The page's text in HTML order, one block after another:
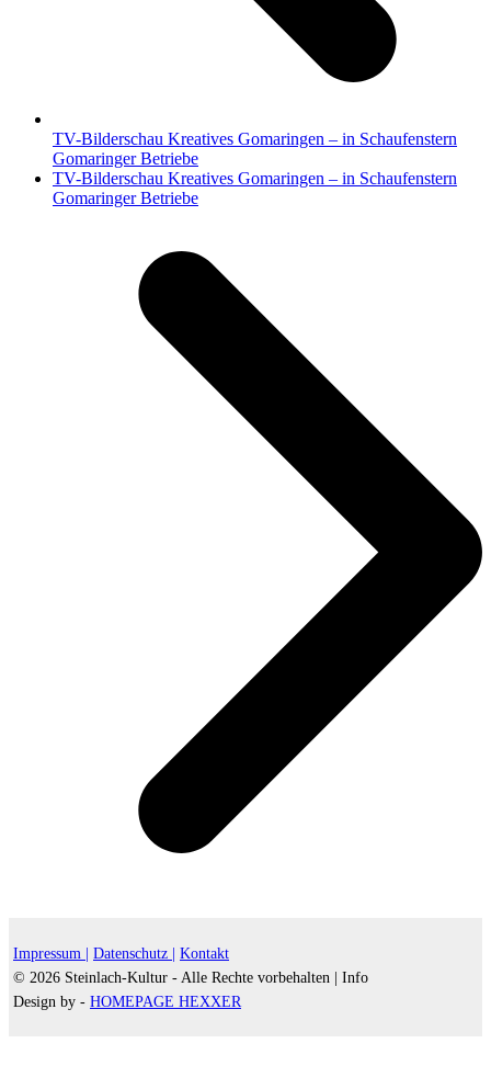
TV-Bilderschau Kreatives Gomaringen – in Schaufenstern
Gomaringer Betriebe
Nächster
Beitrag:
TV-Bilderschau Kreatives Gomaringen – in Schaufenstern
Gomaringer Betriebe
Impressum | Datenschutz |
Kontakt
© 2026 Steinlach-Kultur - Alle Rechte vorbehalten |
Info
Design by - HOMEPAGE HEXXER